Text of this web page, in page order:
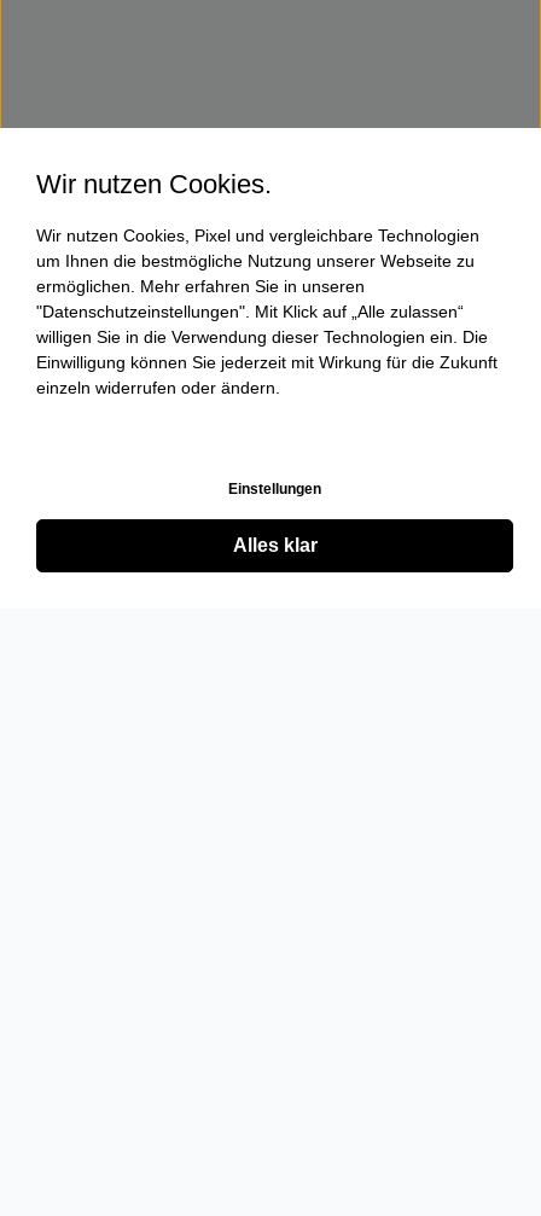
Wir nutzen Cookies.
Wir nutzen Cookies, Pixel und vergleichbare Technologien
um Ihnen die bestmögliche Nutzung unserer Webseite zu
ermöglichen. Mehr erfahren Sie in unseren
"Datenschutzeinstellungen". Mit Klick auf „Alle zulassen“
willigen Sie in die Verwendung dieser Technologien ein. Die
Einwilligung können Sie jederzeit mit Wirkung für die Zukunft
einzeln widerrufen oder ändern.
Einstellungen
Alles klar